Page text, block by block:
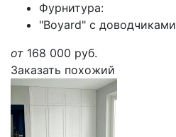
Фурнитура:
"Boyard" с доводчиками
от 168 000 руб.
Заказать похожий